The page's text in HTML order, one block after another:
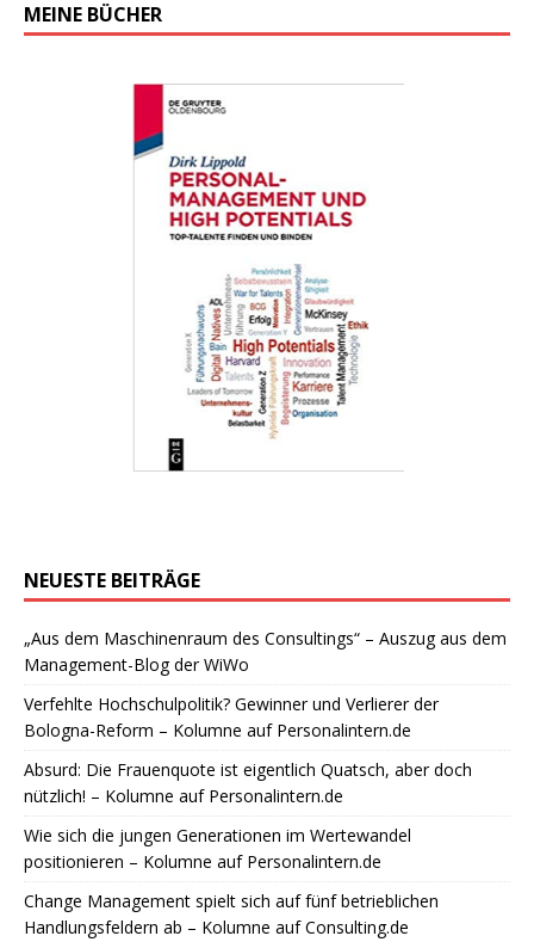
MEINE BÜCHER
NEUESTE BEITRÄGE
„Aus dem Maschinenraum des Consultings“ – Auszug aus dem
Management-Blog der WiWo
Verfehlte Hochschulpolitik? Gewinner und Verlierer der
Bologna-Reform – Kolumne auf Personalintern.de
Absurd: Die Frauenquote ist eigentlich Quatsch, aber doch
nützlich! – Kolumne auf Personalintern.de
Wie sich die jungen Generationen im Wertewandel
positionieren – Kolumne auf Personalintern.de
Change Management spielt sich auf fünf betrieblichen
Handlungsfeldern ab – Kolumne auf Consulting.de